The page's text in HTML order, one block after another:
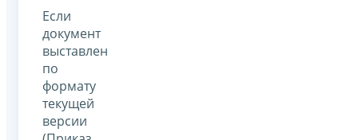
Если
документ
выставлен
по
формату
текущей
версии